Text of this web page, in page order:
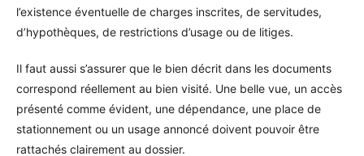
l’existence éventuelle de charges inscrites, de servitudes,
d’hypothèques, de restrictions d’usage ou de litiges.
Il faut aussi s’assurer que le bien décrit dans les documents
correspond réellement au bien visité. Une belle vue, un accès
présenté comme évident, une dépendance, une place de
stationnement ou un usage annoncé doivent pouvoir être
rattachés clairement au dossier.